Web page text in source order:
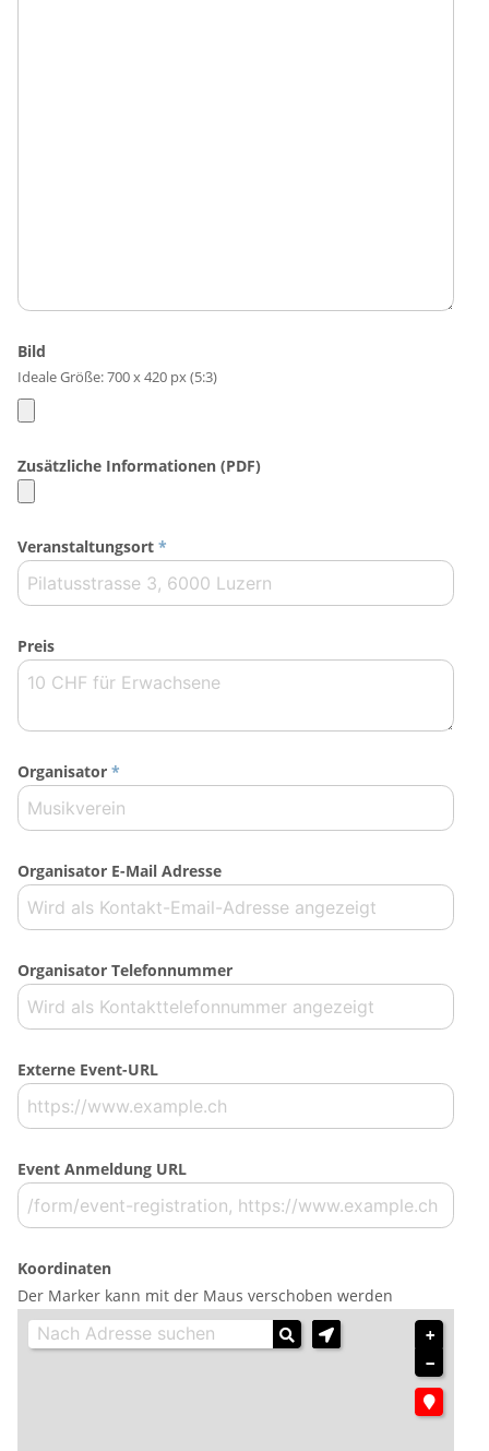
Bild
Ideale Größe: 700 x 420 px (5:3)
Zusätzliche Informationen (PDF)
Veranstaltungsort *
Preis
Organisator *
Organisator E-Mail Adresse
Organisator Telefonnummer
Externe Event-URL
Event Anmeldung URL
Koordinaten
Der Marker kann mit der Maus verschoben werden
+
−